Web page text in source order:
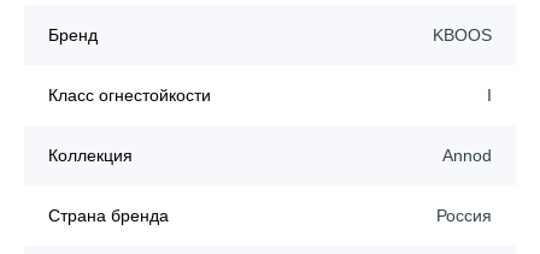
Бренд KBOOS
Класс огнестойкости I
Коллекция Annod
Страна бренда Россия